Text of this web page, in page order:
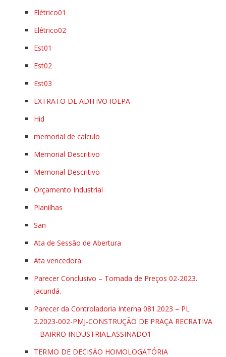
Elétrico01
Elétrico02
Est01
Est02
Est03
EXTRATO DE ADITIVO IOEPA
Hid
memorial de calculo
Memorial Descritivo
Memorial Descritivo
Orçamento Industrial
Planilhas
San
Ata de Sessão de Abertura
Ata vencedora
Parecer Conclusivo – Tomada de Preços 02-2023.
Jacundá.
Parecer da Controladoria Interna 081.2023 – PL
2.2023-002-PMJ-CONSTRUÇÃO DE PRAÇA RECRATIVA
– BAIRRO INDUSTRIAL.ASSINADO1
TERMO DE DECISÃO HOMOLOGATÓRIA